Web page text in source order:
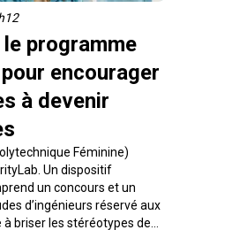
le programme
encourager
à devenir
Féminine)
Un dispositif
un concours et un
d’ingénieurs réservé aux
briser les stéréotypes de